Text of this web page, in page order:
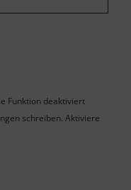
Funktion deaktiviert
schreiben. Aktiviere